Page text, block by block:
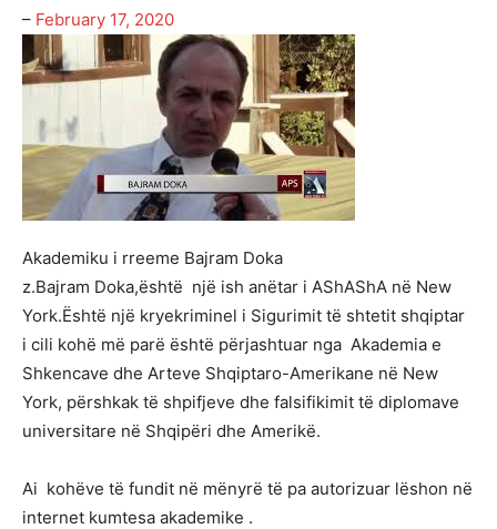
– February 17, 2020
Akademiku i rreeme Bajram Doka
z.Bajram Doka,është një ish anëtar i AShAShA në New
York.Është një kryekriminel i Sigurimit të shtetit shqiptar
i cili kohë më parë është përjashtuar nga Akademia e
Shkencave dhe Arteve Shqiptaro-Amerikane në New
York, përshkak të shpifjeve dhe falsifikimit të diplomave
universitare në Shqipëri dhe Amerikë.
Ai kohëve të fundit në mënyrë të pa autorizuar lëshon në
internet kumtesa akademike .